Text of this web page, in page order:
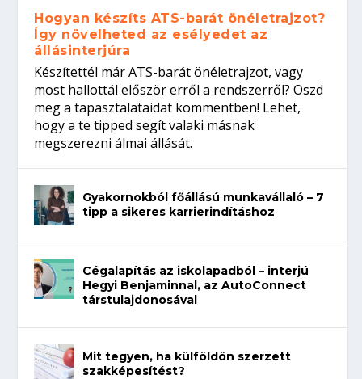
Hogyan készíts ATS-barát önéletrajzot?
Így növelheted az esélyedet az
állásinterjúra
Készítettél már ATS-barát önéletrajzot, vagy
most hallottál először erről a rendszerről? Oszd
meg a tapasztalataidat kommentben! Lehet,
hogy a te tipped segít valaki másnak
megszerezni álmai állását.
Gyakornokból főállású munkavállaló – 7
tipp a sikeres karrierindításhoz
Cégalapítás az iskolapadból – interjú
Hegyi Benjaminnal, az AutoConnect
társtulajdonosával
Mit tegyen, ha külföldön szerzett
szakképesítést?